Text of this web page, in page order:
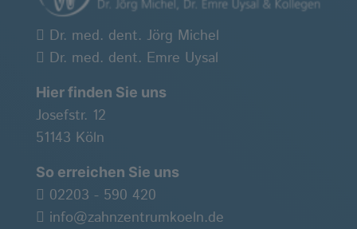
Dr. med. dent. Jörg Michel
Dr. med. dent. Emre Uysal
Hier finden Sie uns
Josefstr. 12
51143 Köln
So erreichen Sie uns
02203 - 590 420
info@zahnzentrumkoeln.de